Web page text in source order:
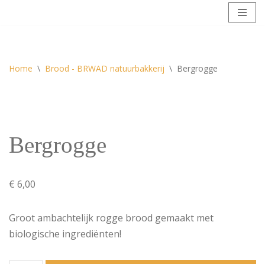
de
Home \ Brood - BRWAD natuurbakkerij \ Bergrogge
Bergrogge
€ 6,00
Groot ambachtelijk rogge brood gemaakt met
biologische ingrediënten!